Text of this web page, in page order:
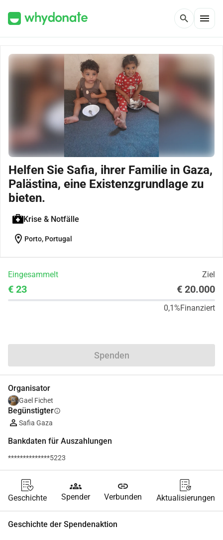
search menu
Helfen Sie Safia, ihrer Familie in Gaza,
Palästina, eine Existenzgrundlage zu
bieten.
Krise & Notfälle
location_on Porto, Portugal
Eingesammelt Ziel
€ 23 € 20.000
0,1%Finanziert
Spenden
Organisator
Gael Fichet
Begünstigterinfo
Safia Gaza
Bankdaten für Auszahlungen
**************5223
Geschichte
groups
Spender
link
Verbunden Aktualisierungen
Geschichte der Spendenaktion